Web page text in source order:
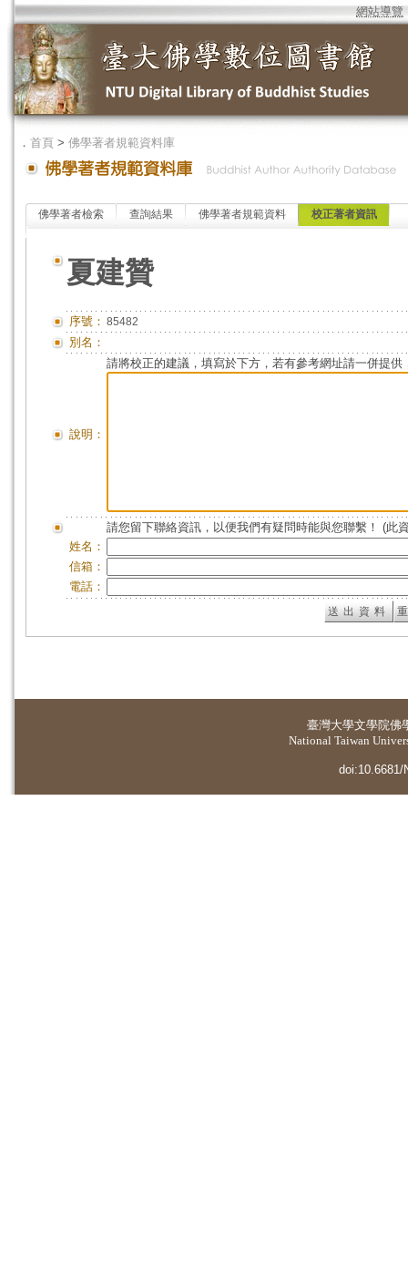
網站導覽
． 首頁 > 佛學著者規範資料庫
佛學著者檢索 查詢結果 佛學著者規範資料 校正著者資訊
夏建贊
序號： 85482
別名：
說明：
請將校正的建議，填寫於下方，若有參考網址請一併提供
請您留下聯絡資訊，以便我們有疑問時能與您聯繫！ (此
姓名：
信箱：
電話：
臺灣大學文學院佛
National Taiwan
doi:10.6681/